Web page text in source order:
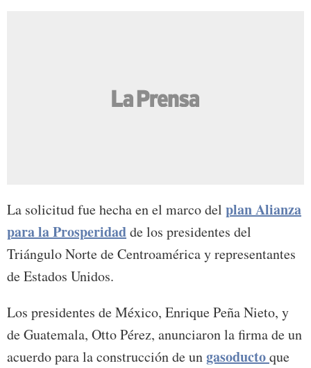
La solicitud fue hecha en el marco del plan Alianza
para la Prosperidadde los presidentes del
Triángulo Norte de Centroamérica y representantes
de Estados Unidos.
Los presidentes de México, Enrique Peña Nieto, y
de Guatemala, Otto Pérez, anunciaron la firma de un
acuerdo para la construcción de ungasoductoque